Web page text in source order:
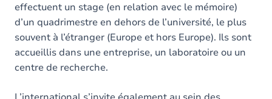
effectuent un stage (en relation avec le mémoire)
d’un quadrimestre en dehors de l’université, le plus
souvent à l’étranger (Europe et hors Europe). Ils sont
accueillis dans une entreprise, un laboratoire ou un
centre de recherche.